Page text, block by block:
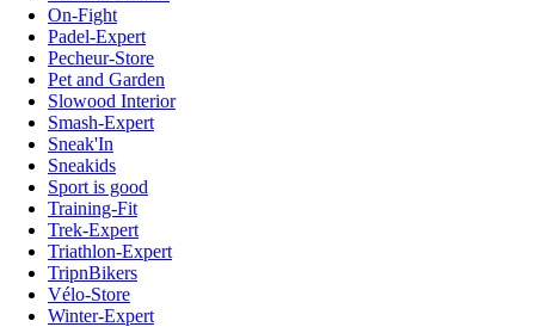
On-Fight
Padel-Expert
Pecheur-Store
Pet and Garden
Slowood Interior
Smash-Expert
Sneak'In
Sneakids
Sport is good
Training-Fit
Trek-Expert
Triathlon-Expert
TripnBikers
Vélo-Store
Winter-Expert